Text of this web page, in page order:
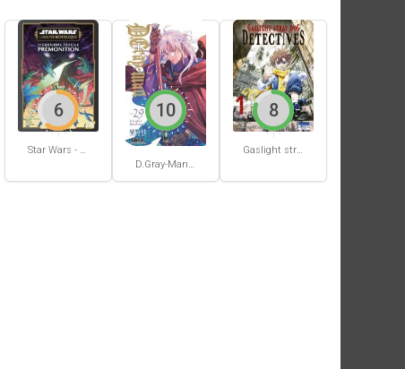
Star Wars - La Haute République - Un équilibre fragile
6
D.Gray-Man #29
10
Gaslight stray dog detectives #1
8